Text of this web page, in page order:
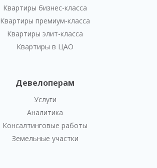
Квартиры бизнес-класса
Квартиры премиум-класса
Квартиры элит-класса
Квартиры в ЦАО
Девелоперам
Услуги
Аналитика
Консалтинговые работы
Земельные участки